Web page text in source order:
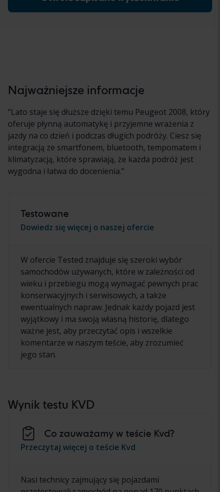
Najważniejsze informacje
“Lato staje się dłuższe dzięki temu Peugeot 2008, który
oferuje płynną automatykę i przyjemne wrażenia z
jazdy na co dzień i podczas długich podróży. Ciesz się
integracją ze smartfonem, bluetooth, tempomatem i
klimatyzacją, które sprawiają, że każda podróż jest
wygodna i łatwa do docenienia.”
Testowane
Dowiedz się więcej o naszej ofercie
W ofercie Tested znajduje się szeroki wybór
samochodów używanych, które w zależności od
wieku i przebiegu mogą wymagać pewnych prac
konserwacyjnych i serwisowych, a także
ewentualnych napraw. Jednak każdy pojazd jest
wyjątkowy i ma swoją własną historię, dlatego
ważne jest, aby przeczytać opis i wszelkie
komentarze w naszym teście, aby zrozumieć
jego stan.
Wynik testu KVD
Co zauważamy w teście Kvd?
Przeczytaj więcej o teście Kvd
Nasi technicy zajmujący się pojazdami